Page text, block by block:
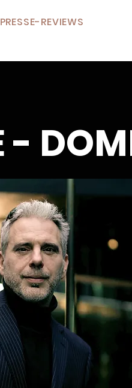
PRESSE-REVIEWS
-